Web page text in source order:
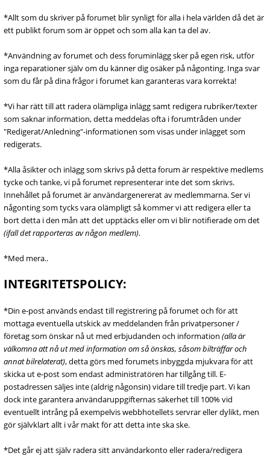
*Allt som du skriver på forumet blir synligt för alla i hela världen då det är
ett publikt forum som är öppet och som alla kan ta del av.
*Användning av forumet och dess foruminlägg sker på egen risk, utför
inga reparationer själv om du känner dig osäker på någonting. Inga svar
som du får på dina frågor i forumet kan garanteras vara korrekta!
*Vi har rätt till att radera olämpliga inlägg samt redigera rubriker/texter
som saknar information, detta meddelas ofta i forumtråden under
"Redigerat/Anledning"-informationen som visas under inlägget som
redigerats.
*Alla åsikter och inlägg som skrivs på detta forum är respektive medlems
tycke och tanke, vi på forumet representerar inte det som skrivs.
Innehållet på forumet är användargenererat av medlemmarna. Ser vi
någonting som tycks vara olämpligt så kommer vi att redigera eller ta
bort detta i den mån att det upptäcks eller om vi blir notifierade om det
(ifall det rapporteras av någon medlem).
*Med mera..
INTEGRITETSPOLICY:
*Din e-post används endast till registrering på forumet och för att
mottaga eventuella utskick av meddelanden från privatpersoner /
företag som önskar nå ut med erbjudanden och information (alla är
välkomna att nå ut med information om så önskas, såsom bilträffar och
annat bilrelaterat), detta görs med forumets inbyggda mjukvara för att
skicka ut e-post som endast administratören har tillgång till. E-
postadressen säljes inte (aldrig någonsin) vidare till tredje part. Vi kan
dock inte garantera användaruppgifternas säkerhet till 100% vid
eventuellt intrång på exempelvis webbhotellets servrar eller dylikt, men
gör självklart allt i vår makt för att detta inte ska ske.
*Det går ej att själv radera sitt användarkonto eller radera/redigera